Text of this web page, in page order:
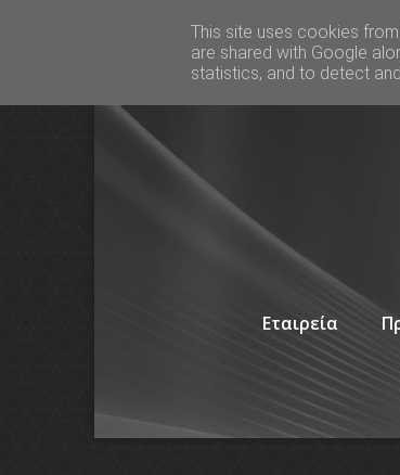
Εταιρεία
This site uses cookies
are shared with Google
statistics, and to detect